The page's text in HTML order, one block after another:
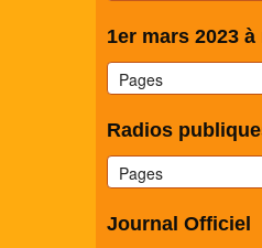
1er mars 2023
Radios
Journal Officiel